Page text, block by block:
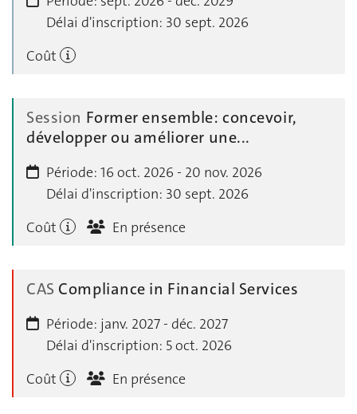
Délai d'inscription: 30 sept. 2026
Coût
Session Former ensemble: concevoir,
développer ou améliorer une...
Période: 16 oct. 2026 - 20 nov. 2026
Délai d'inscription: 30 sept. 2026
Coût
En présence
CAS Compliance in Financial Services
Période: janv. 2027 - déc. 2027
Délai d'inscription: 5 oct. 2026
Coût
En présence